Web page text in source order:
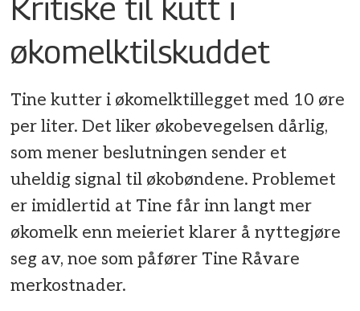
Kritiske til kutt i
økomelktilskuddet
Tine kutter i økomelktillegget med 10 øre
per liter. Det liker økobevegelsen dårlig,
som mener beslutningen sender et
uheldig signal til økobøndene. Problemet
er imidlertid at Tine får inn langt mer
økomelk enn meieriet klarer å nyttegjøre
seg av, noe som påfører Tine Råvare
merkostnader.